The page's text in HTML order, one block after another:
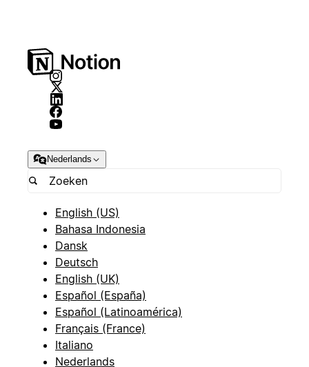
Nederlands
English (US)
Bahasa Indonesia
Dansk
Deutsch
English (UK)
Español (España)
Español (Latinoamérica)
Français (France)
Italiano
Nederlands